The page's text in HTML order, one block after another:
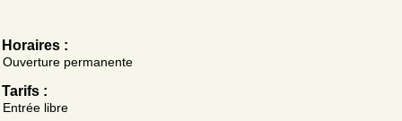
Horaires :
Ouverture permanente
Tarifs :
Entrée libre